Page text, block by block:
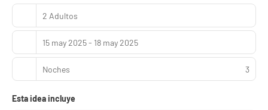
2 Adultos
15 may 2025 - 18 may 2025
Noches 3
Esta idea incluye